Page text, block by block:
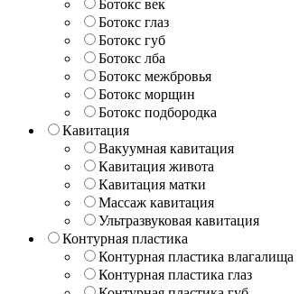
Ботокс век
Ботокс глаз
Ботокс губ
Ботокс лба
Ботокс межбровья
Ботокс морщин
Ботокс подбородка
Кавитация
Вакуумная кавитация
Кавитация живота
Кавитация матки
Массаж кавитация
Ультразвуковая кавитация
Контурная пластика
Контурная пластика влагалища
Контурная пластика глаз